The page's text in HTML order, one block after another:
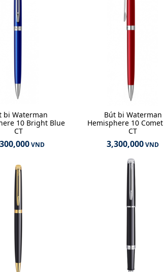
bi Waterman
10 Bright Blue
CT
VND
Bút bi Waterman
Hemisphere 10 Comet
CT
3,300,000VND